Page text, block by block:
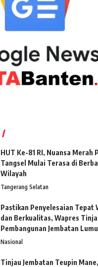
HUT Ke-81 RI, Nuansa Merah
Tangsel Mulai Terasa di
Wilayah
Tangerang Selatan
Pastikan Penyelesaian Tepat
dan Berkualitas, Wapres
Pembangunan Jembatan
Nasional
Tinjau Jembatan Teupin